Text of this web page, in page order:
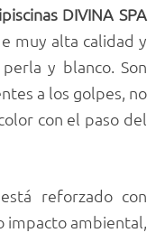
DIVINA SPA
muy alta calidad y
y blanco. Son
a los golpes, no
con el paso del
reforzado con
impacto ambiental,